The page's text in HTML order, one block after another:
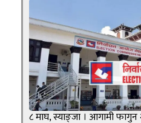
८ माघ, स्याङ्जा । आगामी फागुन